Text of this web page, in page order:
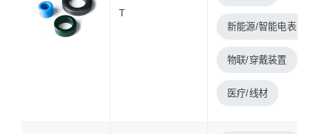
T
新能源/智能电表
物联/穿戴装置
医疗/线材